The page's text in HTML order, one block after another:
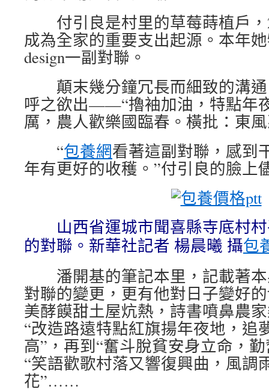
付引良是村里的草莓蒔植戶，
成為全家的重要支出起源。本年
design一副對聯。
顛末幾分鐘冗長而細致的溝通
呼之欲出——“擼袖加油，特點年
厲，農人歡樂國臨春。橫批：東
“包養網看著這副對聯，感到
年有更好的收穫。”付引良的臉上
包養價格ptt
山西省運城市聞喜縣寺底村村
的對聯。新華社記者 楊晨曦 攝包
潘開基的筆記本里，記載著本
對聯的變更，更有他對日子變好
美酵饃甜土屋炕熱，詩書噴鼻農
“改造路遠特點紅旗揚年夜地，追
高”，再到“奮斗脫貧安身立命，
“笑語歡歌村落又響復興曲，風調
花”……